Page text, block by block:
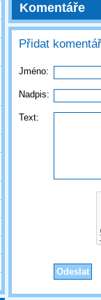
Komentáře
Přidat komentář
Jméno:
Nadpis:
Text: